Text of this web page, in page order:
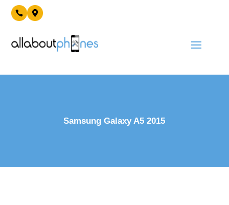
 
Samsung Galaxy A5 2015